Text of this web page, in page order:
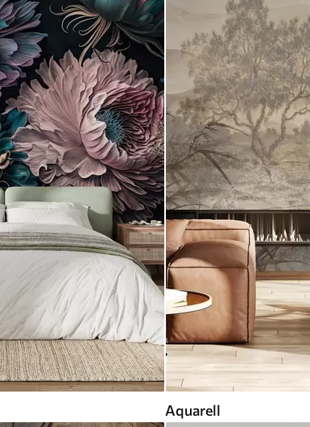
Aquarell